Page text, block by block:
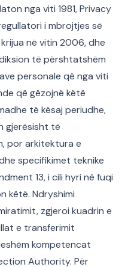
nga viti 1981, Privacy
i mbrojtjes së
në vitin 2006, dhe
të përshtatshëm
personale që nga viti
që gëzojnë këtë
të kësaj periudhe,
gjerësisht të
por arkitektura e
specifikimet teknike
13, i cili hyri në fuqi
këtë. Ndryshimi
zgjeroi kuadrin e
e transferimit
kompetencat
Authority. Për